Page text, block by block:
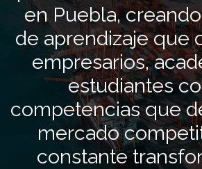
en Puebla,
de aprendizaje que
empresarios,
estudiantes
competencias que
mercado
constante